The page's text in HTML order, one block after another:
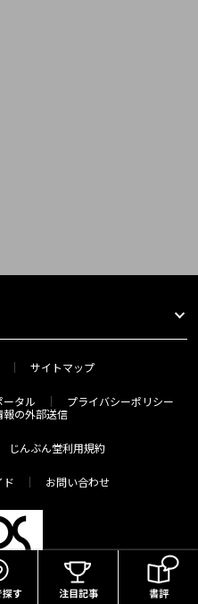
サイトマップ
ータル
プライバシーポリシー
報の外部送信
じんぶん堂利用規約
ド お問い合わせ